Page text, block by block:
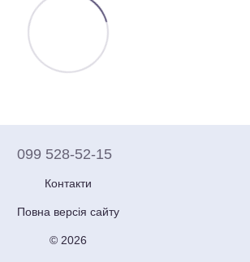
099 528-52-15
Контакти
Повна версія сайту
© 2026